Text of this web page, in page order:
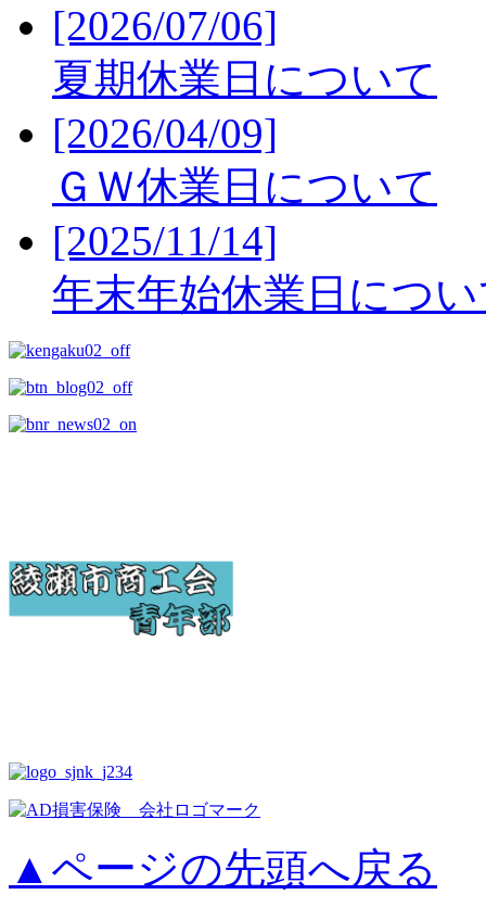
[2026/07/06]
夏期休業日について
[2026/04/09]
ＧＷ休業日について
[2025/11/14]
年末年始休業日につ
▲ページの先頭へ戻る